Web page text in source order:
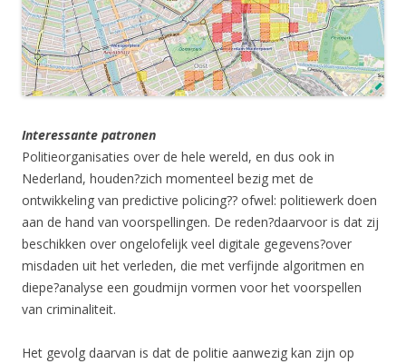
Interessante patronen
Politieorganisaties over de hele wereld, en dus ook in
Nederland, houden?zich momenteel bezig met de
ontwikkeling van predictive policing?? ofwel: politiewerk doen
aan de hand van voorspellingen. De reden?daarvoor is dat zij
beschikken over ongelofelijk veel digitale gegevens?over
misdaden uit het verleden, die met verfijnde algoritmen en
diepe?analyse een goudmijn vormen voor het voorspellen
van criminaliteit.
Het gevolg daarvan is dat de politie aanwezig kan zijn op